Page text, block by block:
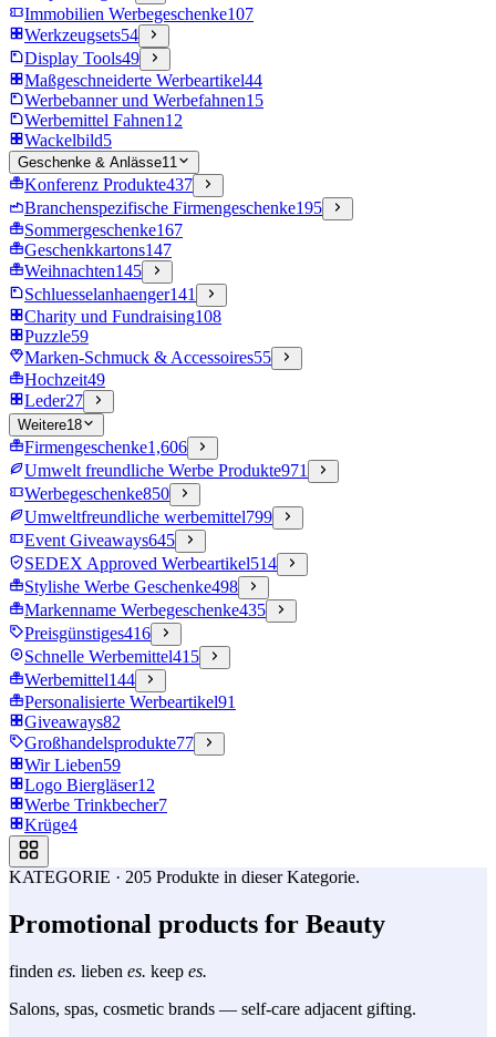
Immobilien Werbegeschenke107
Werkzeugsets54
Display Tools49
Maßgeschneiderte Werbeartikel44
Werbebanner und Werbefahnen15
Werbemittel Fahnen12
Wackelbild5
Geschenke & Anlässe11
Konferenz Produkte437
Branchenspezifische Firmengeschenke195
Sommergeschenke167
Geschenkkartons147
Weihnachten145
Schluesselanhaenger141
Charity und Fundraising108
Puzzle59
Marken-Schmuck & Accessoires55
Hochzeit49
Leder27
Weitere18
Firmengeschenke1,606
Umwelt freundliche Werbe Produkte971
Werbegeschenke850
Umweltfreundliche werbemittel799
Event Giveaways645
SEDEX Approved Werbeartikel514
Stylishe Werbe Geschenke498
Markenname Werbegeschenke435
Preisgünstiges416
Schnelle Werbemittel415
Werbemittel144
Personalisierte Werbeartikel91
Giveaways82
Großhandelsprodukte77
Wir Lieben59
Logo Biergläser12
Werbe Trinkbecher7
Krüge4
KATEGORIE · 205 Produkte in dieser Kategorie.
Promotional products for Beauty
finden es. lieben es. keep es.
Salons, spas, cosmetic brands — self-care adjacent gifting.